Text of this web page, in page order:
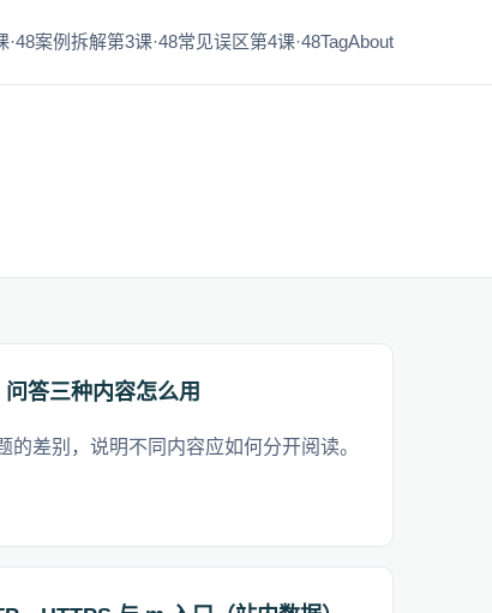
·48案例拆解第3课·48常见误区第4课·48TagAbout
答三种内容怎么用
差别，说明不同内容应如何分开阅读。